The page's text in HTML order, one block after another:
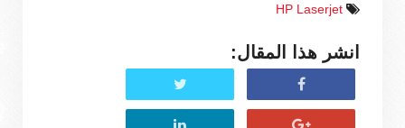
HP Laserjet
انشر هذا المقال: